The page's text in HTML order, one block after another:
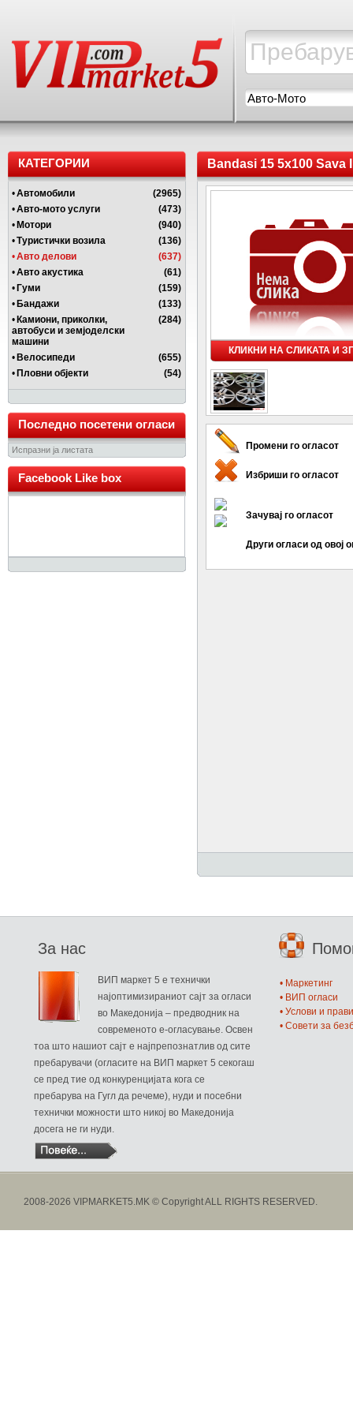
Авто-Мото
КАТЕГОРИИ
•Автомобили
(2965)
•Авто-мото услуги
(473)
• Мотори
(940)
•Туристички возила
(136)
•Авто делови
(637)
•Авто акустика
(61)
• Гуми
(159)
• Бандажи
(133)
• Камиони, приколки,
автобуси и земјоделски
машини
(284)
• Велосипеди
(655)
• Пловни објекти (54)
Последно посетени огласи
Испразни ја листата
Facebook Like box
Bandasi 15 5x100 Sava
КЛИКНИ НА СЛИКАТА И
Промени го огласот
Избриши го огласот
Зачувај го огласот
Други огласи од овој
За нас
ВИП маркет 5 е технички
најоптимизираниот сајт за огласи
во Македонија – предводник на
современото е-огласување. Освен
тоа што нашиот сајт е најпрепознатлив од сите
пребарувачи (огласите на ВИП маркет 5 секогаш
се пред тие од конкуренцијата кога се
пребарува на Гугл да речеме), нуди и посебни
технички можности што никој во Македонија
досега не ги нуди.
• Маркетинг
• ВИП огласи
• Услови и
• Совети за
2008-2026 VIPMARKET5.MK © Copyright ALL RIGHTS RESERVED.